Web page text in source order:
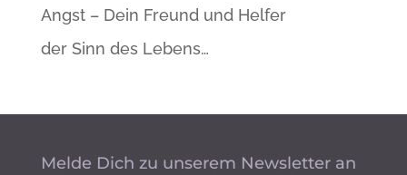
Angst – Dein Freund und Helfer
der Sinn des Lebens…
Melde Dich zu unserem Newsletter an